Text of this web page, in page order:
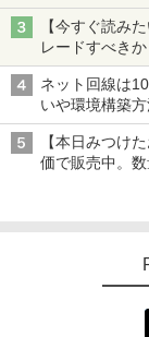
の静音化を追
【今すぐ読み
レードすべき
Watch
ネット回線は
いや環境構築
【本日みつけ
価で販売中。数